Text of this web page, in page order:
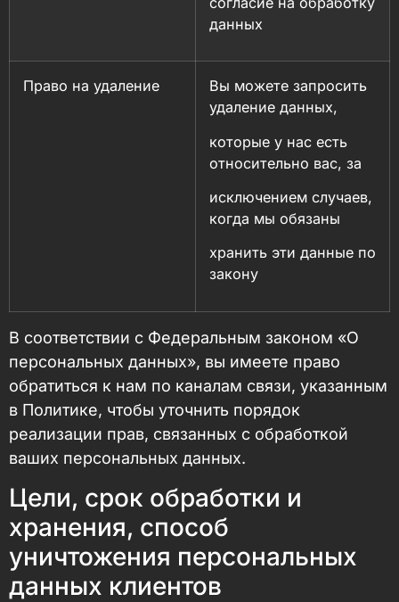
данных
Право на удаление
Вы можете запросить
удаление данных,
которые у нас есть
относительно вас, за
исключением случаев,
когда мы обязаны
хранить эти данные по
закону
В соответствии с Федеральным законом «О
персональных данных», вы имеете право
обратиться к нам по каналам связи, указанным
в Политике, чтобы уточнить порядок
реализации прав, связанных с обработкой
ваших персональных данных.
Цели, срок обработки и
хранения, способ
уничтожения персональных
данных клиентов